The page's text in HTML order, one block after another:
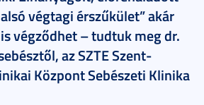
végtagi érszűkület” akár
végződhet – tudtuk meg dr.
az SZTE Szent-
Központ Sebészeti Klinika